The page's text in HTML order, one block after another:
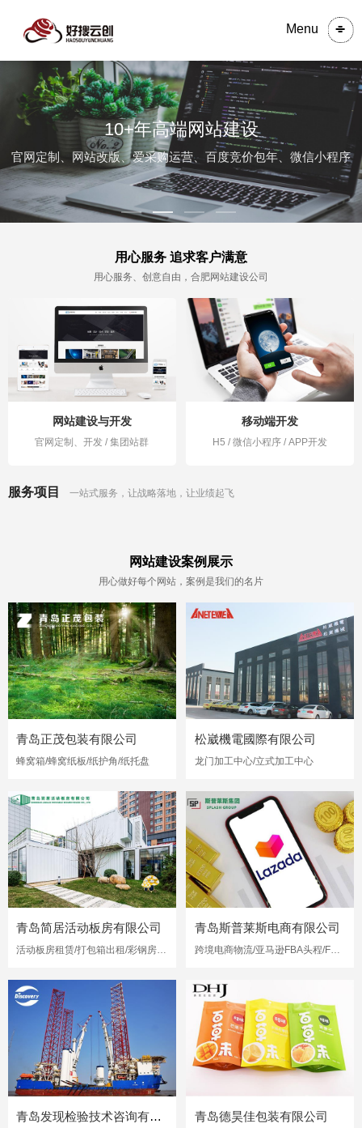
Menu
10+年高端网站建设
官网定制、网站改版、爱采购运营、百度竞价包年、微信小程序
用心服务 追求客户满意
用心服务、创意自由，合肥网站建设公司
网站建设与开发
官网定制、开发 / 集团站群
移动端开发
H5 / 微信小程序 / APP开发
服务项目 一站式服务，让战略落地，让业绩起飞
网站建设案例展示
用心做好每个网站，案例是我们的名片
青岛正茂包装有限公司
蜂窝箱/蜂窝纸板/纸护角/纸托盘
松崴機電國際有限公司
龙门加工中心/立式加工中心
青岛简居活动板房有限公司
活动板房租赁/打包箱出租/彩钢房出租
青岛斯普莱斯电商有限公司
跨境电商物流/亚马逊FBA头程/FBA海运
青岛发现检验技术咨询有限公司 青岛德昊佳包装有限公司